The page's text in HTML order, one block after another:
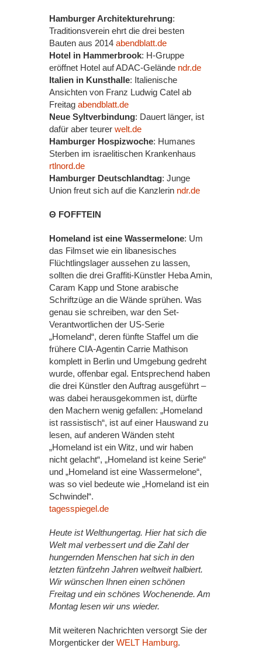
Hamburger Architekturehrung:
Traditionsverein ehrt die drei besten
Bauten aus 2014 abendblatt.de
Hotel in Hammerbrook: H-Gruppe
eröffnet Hotel auf ADAC-Gelände ndr.de
Italien in Kunsthalle: Italienische
Ansichten von Franz Ludwig Catel ab
Freitag abendblatt.de
Neue Syltverbindung: Dauert länger, ist
dafür aber teurer welt.de
Hamburger Hospizwoche: Humanes
Sterben im israelitischen Krankenhaus
rtlnord.de
Hamburger Deutschlandtag: Junge
Union freut sich auf die Kanzlerin ndr.de
Θ FOFFTEIN
Homeland ist eine Wassermelone: Um
das Filmset wie ein libanesisches
Flüchtlingslager aussehen zu lassen,
sollten die drei Graffiti-Künstler Heba Amin,
Caram Kapp und Stone arabische
Schriftzüge an die Wände sprühen. Was
genau sie schreiben, war den Set-
Verantwortlichen der US-Serie
„Homeland“, deren fünfte Staffel um die
frühere CIA-Agentin Carrie Mathison
komplett in Berlin und Umgebung gedreht
wurde, offenbar egal. Entsprechend haben
die drei Künstler den Auftrag ausgeführt –
was dabei herausgekommen ist, dürfte
den Machern wenig gefallen: „Homeland
ist rassistisch“, ist auf einer Hauswand zu
lesen, auf anderen Wänden steht
„Homeland ist ein Witz, und wir haben
nicht gelacht“, „Homeland ist keine Serie“
und „Homeland ist eine Wassermelone“,
was so viel bedeute wie „Homeland ist ein
Schwindel“.
tagesspiegel.de
Heute ist Welthungertag. Hier hat sich die
Welt mal verbessert und die Zahl der
hungernden Menschen hat sich in den
letzten fünfzehn Jahren weltweit halbiert.
Wir wünschen Ihnen einen schönen
Freitag und ein schönes Wochenende. Am
Montag lesen wir uns wieder.
Mit weiteren Nachrichten versorgt Sie der
Morgenticker der WELT Hamburg.